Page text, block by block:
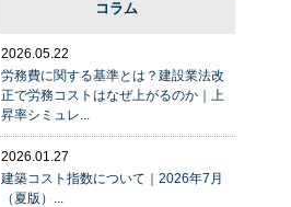
コラム
2026.05.22
労務費に関する基準とは？建設業法改
正で労務コストはなぜ上がるのか｜上
昇率シミュレ...
2026.01.27
建築コスト指数について｜2026年7月
（夏版）...